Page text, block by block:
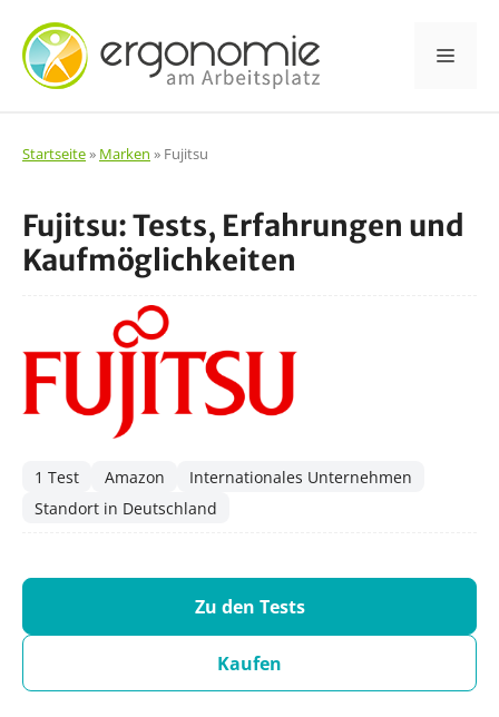
Inhalt
springen
Startseite» Marken » Fujitsu
Fujitsu: Tests, Erfahrungen und
Kaufmöglichkeiten
1 Test Amazon
Internationales Unternehmen
Standort in Deutschland
Zu den Tests
Kaufen